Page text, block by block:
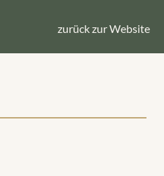
zurück zur Website